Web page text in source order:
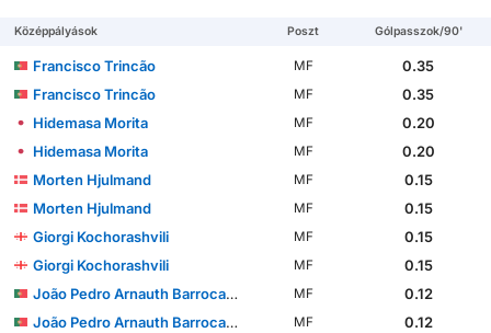
Középpályások Poszt Gólpasszok/90'
Francisco Trincão MF
0.35
Francisco Trincão
MF
0.35
Hidemasa Morita
MF
0.20
Hidemasa Morita
MF
0.20
Morten Hjulmand
MF
0.15
Morten Hjulmand
MF
0.15
Giorgi Kochorashvili
MF
0.15
Giorgi Kochorashvili
MF
0.15
João Pedro Arnauth Barrocas Simões
MF
0.12
João Pedro Arnauth Barrocas Simões
MF
0.12